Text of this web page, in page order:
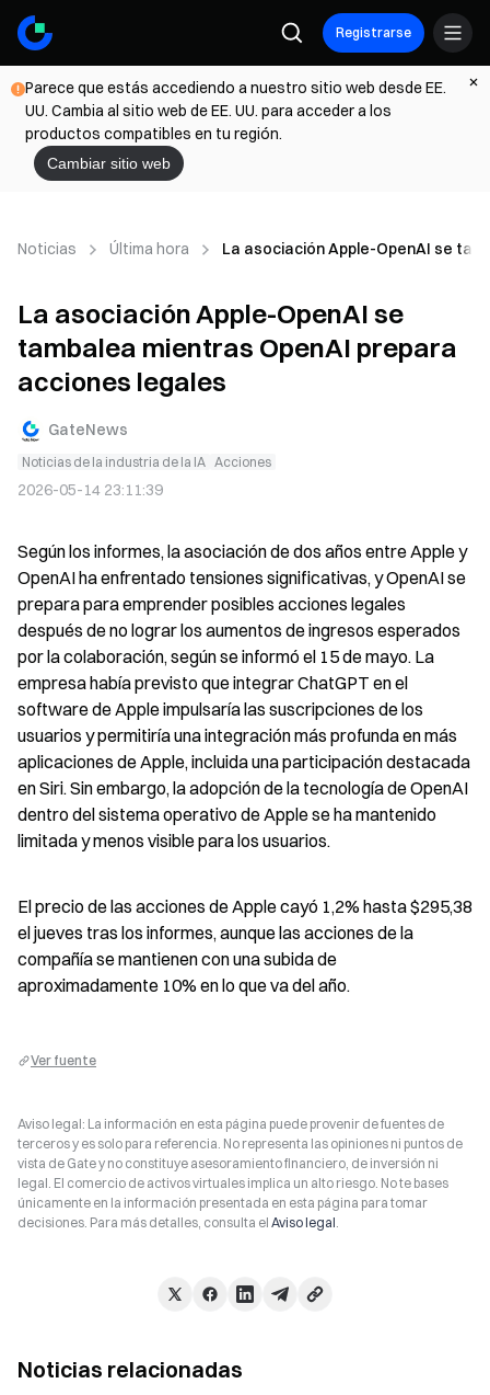
Registrarse
Parece que estás accediendo a nuestro sitio web desde EE.
UU. Cambia al sitio web de EE. UU. para acceder a los
productos compatibles en tu región.
Cambiar sitio web
Noticias Última hora La asociación Apple-OpenAI se
La asociación Apple-OpenAI se
tambalea mientras OpenAI prepara
acciones legales
GateNews
Noticias de la industria de la IA Acciones
2026-05-14 23:11:39
Según los informes, la asociación de dos años entre Apple y
OpenAI ha enfrentado tensiones significativas, y OpenAI se
prepara para emprender posibles acciones legales
después de no lograr los aumentos de ingresos esperados
por la colaboración, según se informó el 15 de mayo. La
empresa había previsto que integrar ChatGPT en el
software de Apple impulsaría las suscripciones de los
usuarios y permitiría una integración más profunda en más
aplicaciones de Apple, incluida una participación destacada
en Siri. Sin embargo, la adopción de la tecnología de OpenAI
dentro del sistema operativo de Apple se ha mantenido
limitada y menos visible para los usuarios.
El precio de las acciones de Apple cayó 1,2% hasta $295,38
el jueves tras los informes, aunque las acciones de la
compañía se mantienen con una subida de
aproximadamente 10% en lo que va del año.
Ver fuente
Aviso legal: La información en esta página puede provenir de fuentes de
terceros y es solo para referencia. No representa las opiniones ni puntos de
vista de Gate y no constituye asesoramiento financiero, de inversión ni
legal. El comercio de activos virtuales implica un alto riesgo. No te bases
únicamente en la información presentada en esta página para tomar
decisiones. Para más detalles, consulta el Aviso legal.
Noticias relacionadas